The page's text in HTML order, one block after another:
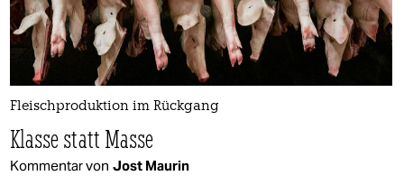
Fleischproduktion im Rückgang
Klasse statt Masse
Kommentar von Jost Maurin